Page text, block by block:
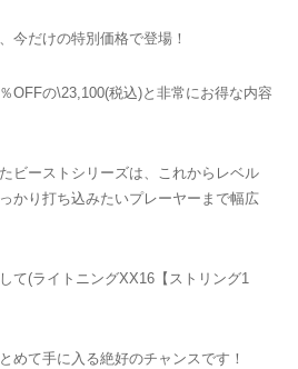
今だけの特別価格で登場！
OFFの\23,100(税込)と非常にお得な内容
ビーストシリーズは、これからレベル
かり打ち込みたいプレーヤーまで幅広
て(ライトニングXX16【ストリング1
めて手に入る絶好のチャンスです！